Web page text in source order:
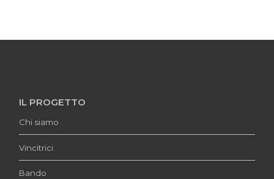
IL PROGETTO
Chi siamo
Vincitrici
Bando